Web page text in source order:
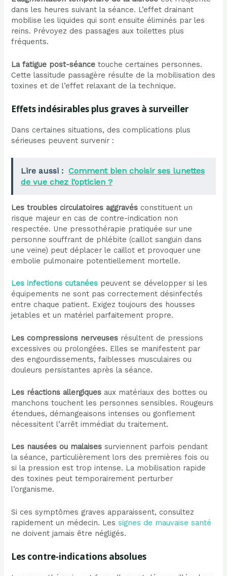
dans les heures suivant la séance. L’effet drainant
mobilise les liquides qui sont ensuite éliminés par les
reins. Prévoyez des passages aux toilettes plus
fréquents.
La fatigue post-séance touche certaines personnes.
Cette lassitude passagère résulte de la mobilisation des
toxines et de l’effet relaxant de la technique.
Effets indésirables plus graves à surveiller
Dans certaines situations, des complications plus
sérieuses peuvent survenir :
Lire aussi : Comment bien choisir ses lunettes
de vue chez l’opticien ?
Les troubles circulatoires aggravés constituent un
risque majeur en cas de contre-indication non
respectée. Une pressothérapie pratiquée sur une
personne souffrant de phlébite (caillot sanguin dans
une veine) peut déplacer le caillot et provoquer une
embolie pulmonaire potentiellement mortelle.
Les infections cutanées peuvent se développer si les
équipements ne sont pas correctement désinfectés
entre chaque patient. Exigez toujours des housses
jetables et un matériel parfaitement propre.
Les compressions nerveuses résultent de pressions
excessives ou prolongées. Elles se manifestent par
des engourdissements, faiblesses musculaires ou
douleurs persistantes après la séance.
Les réactions allergiques aux matériaux des bottes ou
manchons touchent les personnes sensibles. Rougeurs
étendues, démangeaisons intenses ou gonflement
nécessitent l’arrêt immédiat du traitement.
Les nausées ou malaises surviennent parfois pendant
la séance, particulièrement lors des premières fois ou
si la pression est trop intense. La mobilisation rapide
des toxines peut temporairement perturber
l’organisme.
Si ces symptômes graves apparaissent, consultez
rapidement un médecin. Lessignes de mauvaise santé
ne doivent jamais être négligés.
Les contre-indications absolues